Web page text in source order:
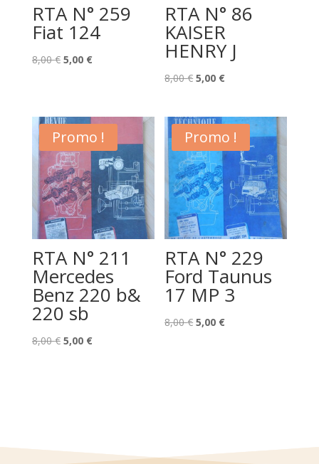
RTA N° 259
Fiat 124
8,00€ Le
était :
8,00 €.
5,00 €Le
est :
5,00 €.
RTA N° 86
KAISER
HENRY J
8,00€ Le
initial
était :
8,00 €.
5,00 €Le
actuel
est :
5,00 €.
Promo !
RTA N° 211
Mercedes
Benz 220 b&
220 sb
8,00€ Le
5,00 €Le
Promo !
RTA N° 229
Ford Taunus
17 MP 3
8,00€ Le
5,00 €Le